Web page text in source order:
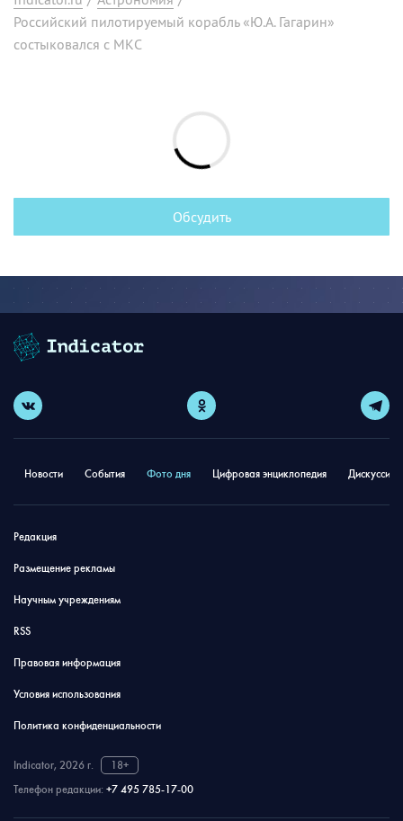
Российский пилотируемый корабль «Ю.А. Гагарин»
состыковался с МКС
Обсудить
Новости События Фото дня Цифровая энциклопедия
Редакция
Размещение рекламы
Научным учреждениям
RSS
Правовая информация
Условия использования
Политика конфиденциальности
Indicator, 2026 г.
18+
Телефон редакции: +7 495 785-17-00